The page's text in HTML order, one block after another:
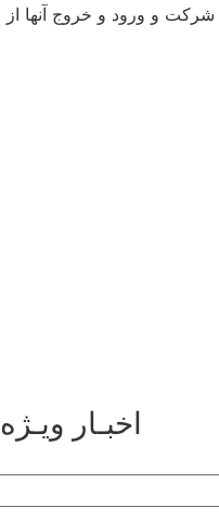
و ورود و خروج آنها از
اخبـار ویـژه